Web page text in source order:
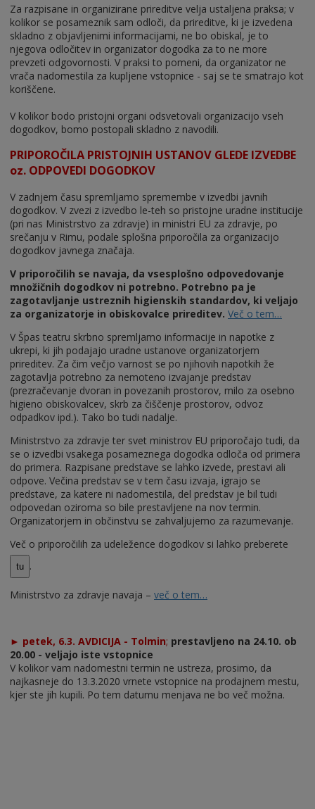
Za razpisane in organizirane prireditve velja ustaljena praksa; v
kolikor se posameznik sam odloči, da prireditve, ki je izvedena
skladno z objavljenimi informacijami, ne bo obiskal, je to
njegova odločitev in organizator dogodka za to ne more
prevzeti odgovornosti. V praksi to pomeni, da organizator ne
vrača nadomestila za kupljene vstopnice - saj se te smatrajo kot
koriščene.
V kolikor bodo pristojni organi odsvetovali organizacijo vseh
dogodkov, bomo postopali skladno z navodili.
PRIPOROČILA PRISTOJNIH USTANOV GLEDE IZVEDBE
oz. ODPOVEDI DOGODKOV
V zadnjem času spremljamo spremembe v izvedbi javnih
dogodkov. V zvezi z izvedbo le-teh so pristojne uradne institucije
(pri nas Ministrstvo za zdravje) in ministri EU za zdravje, po
srečanju v Rimu, podale splošna priporočila za organizacijo
dogodkov javnega značaja.
V priporočilih se navaja, da vsesplošno odpovedovanje
množičnih dogodkov ni potrebno. Potrebno pa je
zagotavljanje ustreznih higienskih standardov, ki veljajo
za organizatorje in obiskovalce prireditev. Več o tem…
V Špas teatru skrbno spremljamo informacije in napotke z
ukrepi, ki jih podajajo uradne ustanove organizatorjem
prireditev. Za čim večjo varnost se po njihovih napotkih že
zagotavlja potrebno za nemoteno izvajanje predstav
(prezračevanje dvoran in povezanih prostorov, milo za osebno
higieno obiskovalcev, skrb za čiščenje prostorov, odvoz
odpadkov ipd.). Tako bo tudi nadalje.
Ministrstvo za zdravje ter svet ministrov EU priporočajo tudi, da
se o izvedbi vsakega posameznega dogodka odloča od primera
do primera. Razpisane predstave se lahko izvede, prestavi ali
odpove. Večina predstav se v tem času izvaja, igrajo se
predstave, za katere ni nadomestila, del predstav je bil tudi
odpovedan oziroma so bile prestavljene na nov termin.
Organizatorjem in občinstvu se zahvaljujemo za razumevanje.
Več o priporočilih za udeležence dogodkov si lahko preberete
.
Ministrstvo za zdravje navaja – več o tem…
► petek, 6.3. AVDICIJA - Tolmin; prestavljeno na 24.10. ob
20.00 - veljajo iste vstopnice
V kolikor vam nadomestni termin ne ustreza, prosimo, da
najkasneje do 13.3.2020 vrnete vstopnice na prodajnem mestu,
kjer ste jih kupili. Po tem datumu menjava ne bo več možna.